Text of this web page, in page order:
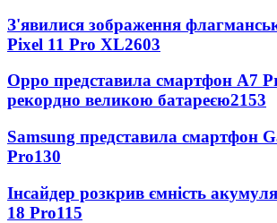
З'явилися зображення
Pixel 11 Pro XL2603
Oppo представила смартфон A7
рекордно великою батареєю2153
Samsung представила смартфон
Pro130
Інсайдер розкрив ємність
18 Pro115